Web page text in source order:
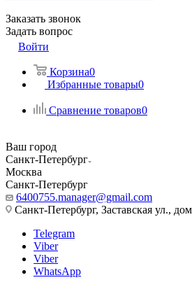
Заказать звонок
Задать вопрос
Войти
Корзина0
Избранные товары0
Сравнение товаров0
Ваш город
Санкт-Петербург
Москва
Санкт-Петербург
6400755.manager@gmail.com
Санкт-Петербург, Заставская ул.,
Telegram
Viber
Viber
WhatsApp